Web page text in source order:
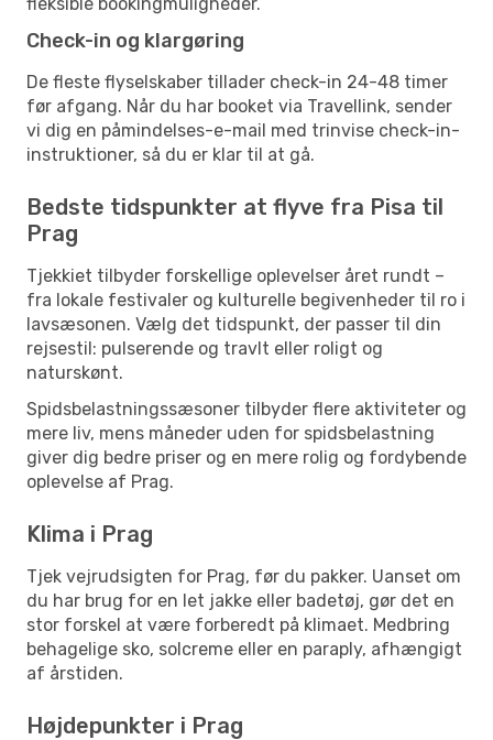
Check-in og klargøring
De fleste flyselskaber tillader check-in 24-48 timer
før afgang. Når du har booket via Travellink, sender
vi dig en påmindelses-e-mail med trinvise check-in-
instruktioner, så du er klar til at gå.
Bedste tidspunkter at flyve fra Pisa til
Prag
Tjekkiet tilbyder forskellige oplevelser året rundt –
fra lokale festivaler og kulturelle begivenheder til ro i
lavsæsonen. Vælg det tidspunkt, der passer til din
rejsestil: pulserende og travlt eller roligt og
naturskønt.
Spidsbelastningssæsoner tilbyder flere aktiviteter og
mere liv, mens måneder uden for spidsbelastning
giver dig bedre priser og en mere rolig og fordybende
oplevelse af Prag.
Klima i Prag
Tjek vejrudsigten for Prag, før du pakker. Uanset om
du har brug for en let jakke eller badetøj, gør det en
stor forskel at være forberedt på klimaet. Medbring
behagelige sko, solcreme eller en paraply, afhængigt
af årstiden.
Højdepunkter i Prag